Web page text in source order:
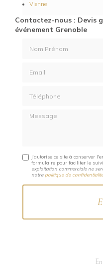
Vienne
Contactez-nous : Devis
événement Grenoble
Message
J'autorise ce site à conserver
formulaire pour faciliter le
exploitation commerciale ne
notre politique de